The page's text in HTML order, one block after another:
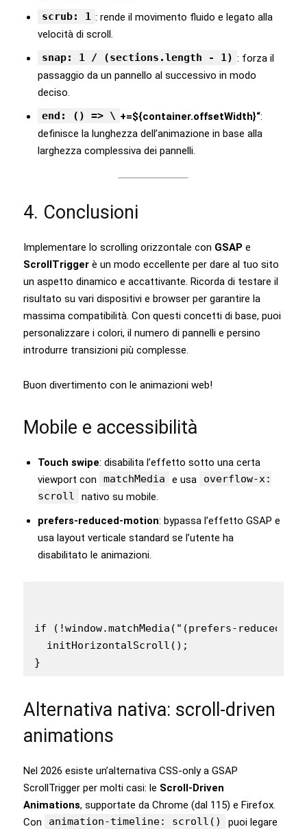
scrub: 1 : rende il movimento fluido e legato alla
velocità di scroll.
snap: 1 / (sections.length - 1) : forza il
passaggio da un pannello al successivo in modo
deciso.
end: () => \ +=${container.offsetWidth}“:
definisce la lunghezza dell’animazione in base alla
larghezza complessiva dei pannelli.
4. Conclusioni
Implementare lo scrolling orizzontale con GSAP e
ScrollTrigger è un modo eccellente per dare al tuo sito
un aspetto dinamico e accattivante. Ricorda di testare il
risultato su vari dispositivi e browser per garantire la
massima compatibilità. Con questi concetti di base, puoi
personalizzare i colori, il numero di pannelli e persino
introdurre transizioni più complesse.
Buon divertimento con le animazioni web!
Mobile e accessibilità
Touch swipe: disabilita l’effetto sotto una certa
viewport con
matchMedia e usa
overflow-x:
scroll
nativo su mobile.
prefers-reduced-motion: bypassa l’effetto GSAP e
usa layout verticale standard se l’utente ha
disabilitato le animazioni.
if (!window.matchMedia("(prefers-reduced-
  initHorizontalScroll();
}
Alternativa nativa: scroll-driven
animations
Nel 2026 esiste un’alternativa CSS-only a GSAP
ScrollTrigger per molti casi: le Scroll-Driven
Animations, supportate da Chrome (dal 115) e Firefox.
Con
animation-timeline: scroll() puoi legare